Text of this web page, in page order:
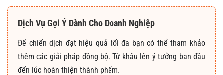
Dịch Vụ Gợi Ý Dành Cho Doanh Nghiệp
Để chiến dịch đạt hiệu quả tối đa bạn có thể tham khảo
thêm các giải pháp đồng bộ. Từ khâu lên ý tưởng ban đầu
đến lúc hoàn thiện thành phẩm.